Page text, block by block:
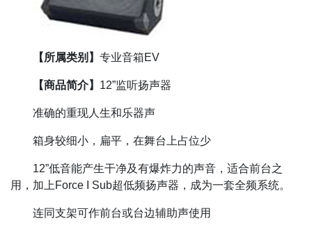
【所属类别】 专业音箱EV
【商品简介】 12”监听扬声器
准确的重现人生和乐器声
箱身较细小，扁平，在舞台上占位少
12”低音能产生干净及有爆炸力的声音，适合前台之
用，加上Force I Sub超低频扬声器，成为一套全频系统。
连同支架可作前台或台边辅助声使用